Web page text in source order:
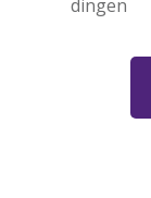
dingen